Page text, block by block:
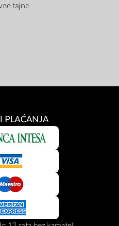
tajne
PLAĆANJA